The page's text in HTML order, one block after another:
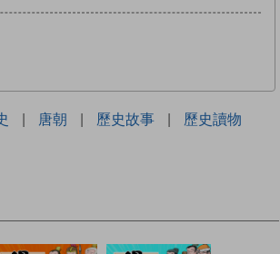
| 唐朝 | 歷史故事 | 歷史讀物